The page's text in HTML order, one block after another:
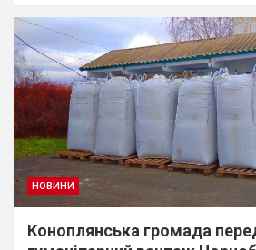
НОВИНИ
Коноплянська громада